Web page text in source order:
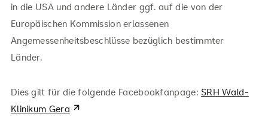
in die USA und andere Länder ggf. auf die von der
Europäischen Kommission erlassenen
Angemessenheitsbeschlüsse bezüglich bestimmter
Länder.
Dies gilt für die folgende Facebookfanpage: SRH Wald-
Klinikum Gera